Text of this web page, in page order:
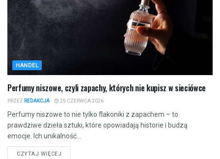
HANDEL
Perfumy niszowe, czyli zapachy, których nie kupisz w sieciówce
PRZEZ REDAKCJA 25 CZERWCA 2026
Perfumy niszowe to nie tylko flakoniki z zapachem – to
prawdziwe dzieła sztuki, które opowiadają historie i budzą
emocje. Ich unikalność...
CZYTAJ WIĘCEJ